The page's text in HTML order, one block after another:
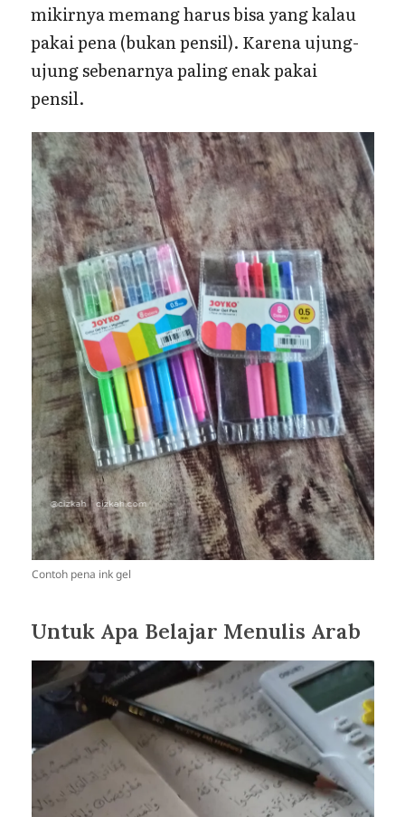
mikirnya memang harus bisa yang kalau
pakai pena (bukan pensil). Karena ujung-
ujung sebenarnya paling enak pakai
pensil.
Contoh pena ink gel
Untuk Apa Belajar Menulis Arab